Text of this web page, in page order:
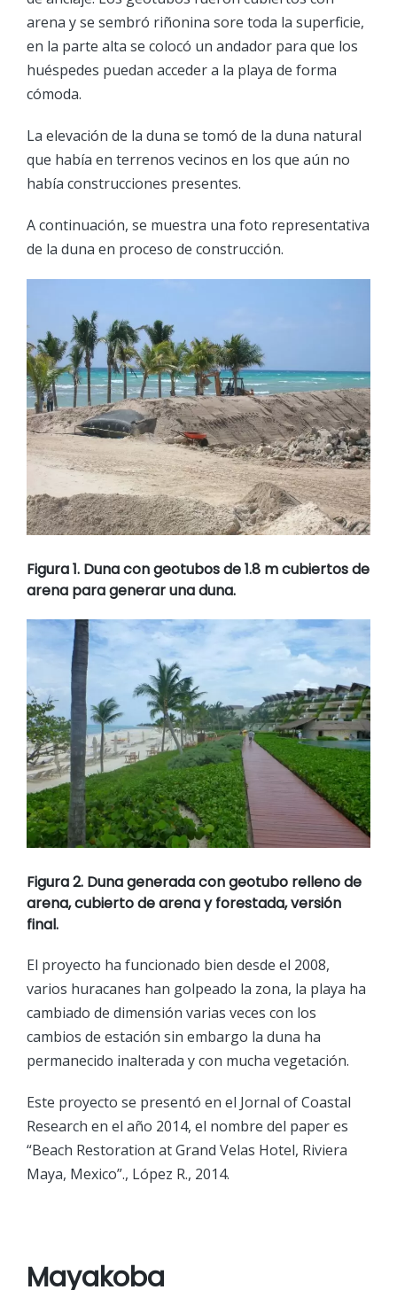
arena y se sembró riñonina sore toda la superficie,
en la parte alta se colocó un andador para que los
huéspedes puedan acceder a la playa de forma
cómoda.
La elevación de la duna se tomó de la duna natural
que había en terrenos vecinos en los que aún no
había construcciones presentes.
A continuación, se muestra una foto representativa
de la duna en proceso de construcción.
Figura 1. Duna con geotubos de 1.8 m cubiertos de
arena para generar una duna.
Figura 2. Duna generada con geotubo relleno de
arena, cubierto de arena y forestada, versión
final.
El proyecto ha funcionado bien desde el 2008,
varios huracanes han golpeado la zona, la playa ha
cambiado de dimensión varias veces con los
cambios de estación sin embargo la duna ha
permanecido inalterada y con mucha vegetación.
Este proyecto se presentó en el Jornal of Coastal
Research en el año 2014, el nombre del paper es
“Beach Restoration at Grand Velas Hotel, Riviera
Maya, Mexico”., López R., 2014.
Mayakoba